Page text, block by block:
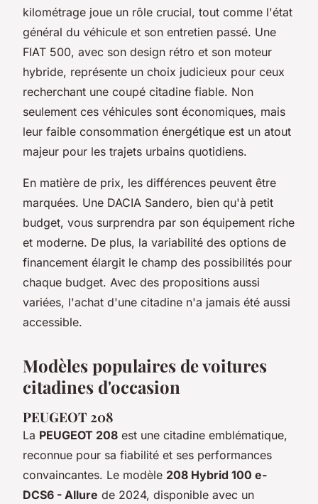
kilométrage joue un rôle crucial, tout comme l'état
général du véhicule et son entretien passé. Une
FIAT 500, avec son design rétro et son moteur
hybride, représente un choix judicieux pour ceux
recherchant une coupé citadine fiable. Non
seulement ces véhicules sont économiques, mais
leur faible consommation énergétique est un atout
majeur pour les trajets urbains quotidiens.
En matière de prix, les différences peuvent être
marquées. Une DACIA Sandero, bien qu'à petit
budget, vous surprendra par son équipement riche
et moderne. De plus, la variabilité des options de
financement élargit le champ des possibilités pour
chaque budget. Avec des propositions aussi
variées, l'achat d'une citadine n'a jamais été aussi
accessible.
Modèles populaires de voitures
citadines d'occasion
PEUGEOT 208
La PEUGEOT 208 est une citadine emblématique,
reconnue pour sa fiabilité et ses performances
convaincantes. Le modèle 208 Hybrid 100 e-
DCS6 - Allure de 2024, disponible avec un